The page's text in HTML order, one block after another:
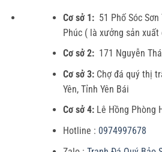
Cơ sở 1:51 Phố Sóc Sơn
Phúc ( là xưởng sản
Cơ sở 2:171 Nguyễn
Cơ sở 3:Chợ đá quý thị
Yên, Tỉnh Yên Bái
Cơ sở 4:Lê Hồng Phòng
Hotline : 0974997678